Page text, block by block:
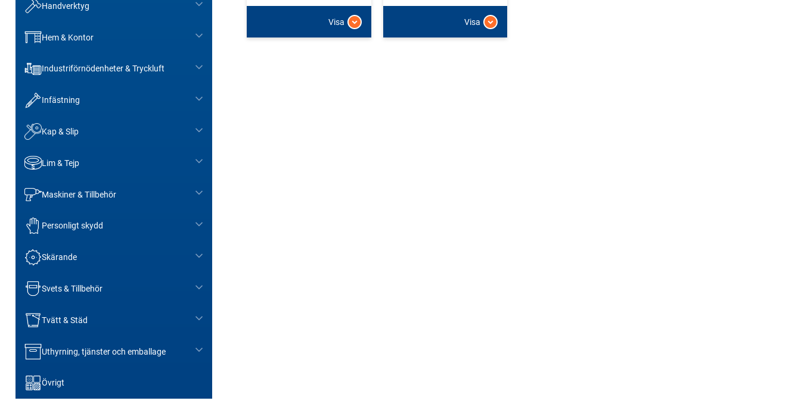
Handverktyg
Hem & Kontor
Industriförnödenheter & Tryckluft
Infästning
Kap & Slip
Lim & Tejp
Maskiner & Tillbehör
Personligt skydd
Skärande
Svets & Tillbehör
Tvätt & Städ
Uthyrning, tjänster och emballage
Övrigt
Visa Visa